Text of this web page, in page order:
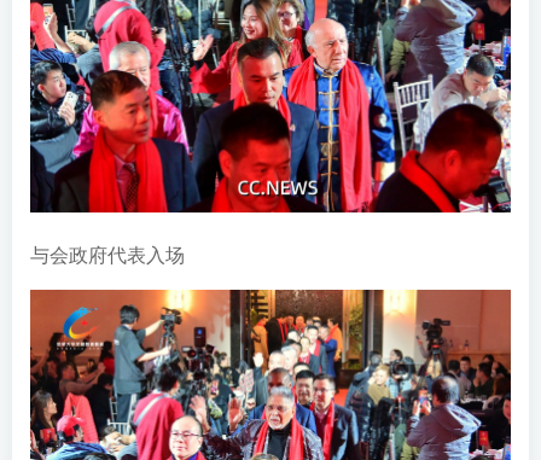
与会政府代表入场